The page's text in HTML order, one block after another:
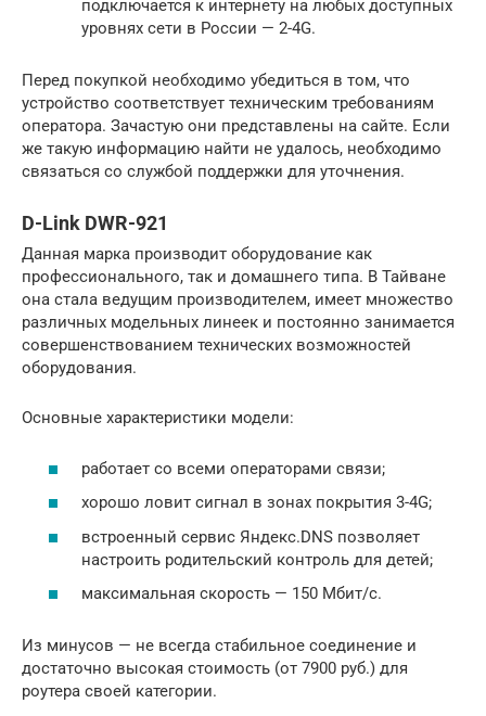
подключается к интернету на любых доступных
уровнях сети в России — 2-4G.
Перед покупкой необходимо убедиться в том, что
устройство соответствует техническим требованиям
оператора. Зачастую они представлены на сайте. Если
же такую информацию найти не удалось, необходимо
связаться со службой поддержки для уточнения.
D-Link DWR-921
Данная марка производит оборудование как
профессионального, так и домашнего типа. В Тайване
она стала ведущим производителем, имеет множество
различных модельных линеек и постоянно занимается
совершенствованием технических возможностей
оборудования.
Основные характеристики модели:
работает со всеми операторами связи;
хорошо ловит сигнал в зонах покрытия 3-4G;
встроенный сервис Яндекс.DNS позволяет
настроить родительский контроль для детей;
максимальная скорость — 150 Мбит/с.
Из минусов — не всегда стабильное соединение и
достаточно высокая стоимость (от 7900 руб.) для
роутера своей категории.